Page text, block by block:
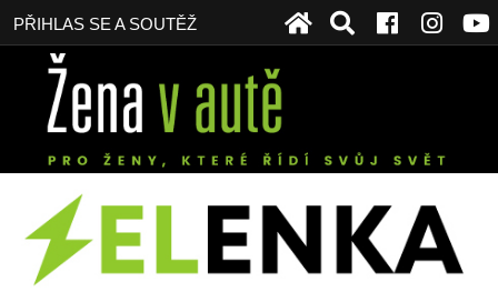
PŘIHLAS SE A SOUTĚŽ